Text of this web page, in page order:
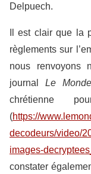
Delpuech.
Il est clair que la
règlements sur
nous renvoyons
journal Le Monde
chrétienne
(https://
decodeurs/video/
images-
constater